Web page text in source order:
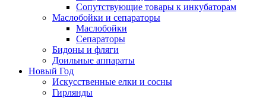
Сопутствующие товары к инкубаторам
Маслобойки и сепараторы
Маслобойки
Сепараторы
Бидоны и фляги
Доильные аппараты
Новый Год
Искусственные елки и сосны
Гирлянды